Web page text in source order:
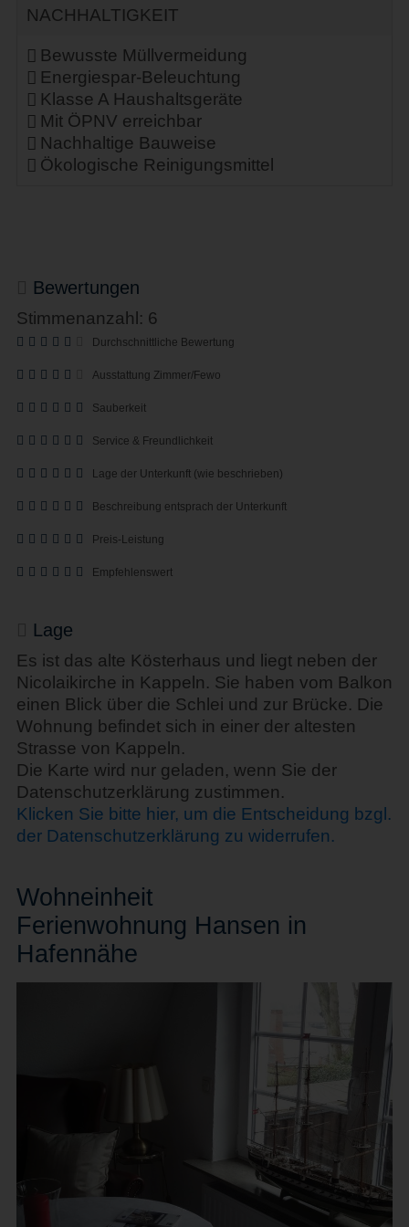
NACHHALTIGKEIT
Bewusste Müllvermeidung
Energiespar-Beleuchtung
Klasse A Haushaltsgeräte
Mit ÖPNV erreichbar
Nachhaltige Bauweise
Ökologische Reinigungsmittel
Bewertungen
Stimmenanzahl: 6
Durchschnittliche Bewertung
Ausstattung Zimmer/Fewo
Sauberkeit
Service & Freundlichkeit
Lage der Unterkunft (wie beschrieben)
Beschreibung entsprach der Unterkunft
Preis-Leistung
Empfehlenswert
Lage
Es ist das alte Kösterhaus und liegt neben der
Nicolaikirche in Kappeln. Sie haben vom Balkon
einen Blick über die Schlei und zur Brücke. Die
Wohnung befindet sich in einer der altesten
Strasse von Kappeln.
Die Karte wird nur geladen, wenn Sie der
Datenschutzerklärung zustimmen.
Klicken Sie bitte hier, um die Entscheidung bzgl.
der Datenschutzerklärung zu widerrufen.
Wohneinheit
Ferienwohnung Hansen in
Hafennähe